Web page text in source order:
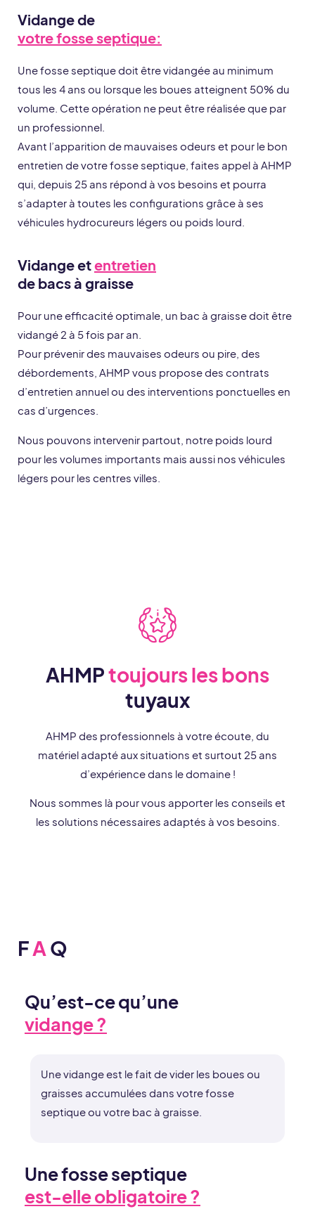
Vidange de
votre fosse septique:
Une fosse septique doit être vidangée au minimum
tous les 4 ans ou lorsque les boues atteignent 50% du
volume. Cette opération ne peut être réalisée que par
un professionnel.
Avant l’apparition de mauvaises odeurs et pour le bon
entretien de votre fosse septique, faites appel à AHMP
qui, depuis 25 ans répond à vos besoins et pourra
s’adapter à toutes les configurations grâce à ses
véhicules hydrocureurs légers ou poids lourd.
Vidange etentretien
de bacs à graisse
Pour une efficacité optimale, un bac à graisse doit être
vidangé 2 à 5 fois par an.
Pour prévenir des mauvaises odeurs ou pire, des
débordements, AHMP vous propose des contrats
d’entretien annuel ou des interventions ponctuelles en
cas d’urgences.
Nous pouvons intervenir partout, notre poids lourd
pour les volumes importants mais aussi nos véhicules
légers pour les centres villes.
AHMPtoujours les bons
tuyaux
AHMP des professionnels à votre écoute, du
matériel adapté aux situations et surtout 25 ans
d’expérience dans le domaine !
Nous sommes là pour vous apporter les conseils et
les solutions nécessaires adaptés à vos besoins.
FA Q
Qu’est-ce qu’une
vidange ?
Une vidange est le fait de vider les boues ou
graisses accumulées dans votre fosse
septique ou votre bac à graisse.
Une fosse septique
est-elle obligatoire ?